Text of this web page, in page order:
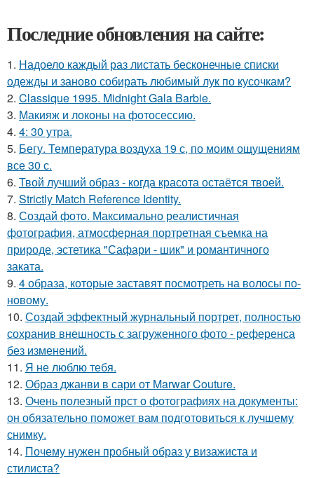
Последние обновления на сайте:
1. Надоело каждый раз листать бесконечные списки
одежды и заново собирать любимый лук по кусочкам?
2. Classique 1995. Midnight Gala Barbie.
3. Макияж и локоны на фотосессию.
4. 4: 30 утра.
5. Бегу. Температура воздуха 19 с, по моим ощущениям
все 30 с.
6. Твой лучший образ - когда красота остаётся твоей.
7. Strictly Match Reference Identity.
8. Создай фото. Максимально реалистичная
фотография, атмосферная портретная съемка на
природе, эстетика "Сафари - шик" и романтичного
заката.
9. 4 образа, которые заставят посмотреть на волосы по-
новому.
10. Создай эффектный журнальный портрет, полностью
сохранив внешность с загруженного фото - референса
без изменений.
11. Я не люблю тебя.
12. Образ джанви в сари от Marwar Couture.
13. Очень полезный прст о фотографиях на документы:
он обязательно поможет вам подготовиться к лучшему
снимку.
14. Почему нужен пробный образ у визажиста и
стилиста?